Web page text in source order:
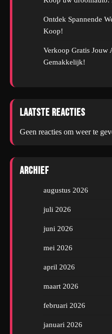
Ontdek Spannende
Koop!
Verkoop Gratis Jouw
Gemakkelijk!
Laatste reacties
Geen reacties om weer te
Archief
augustus 2026
juli 2026
juni 2026
mei 2026
april 2026
maart 2026
februari 2026
januari 2026